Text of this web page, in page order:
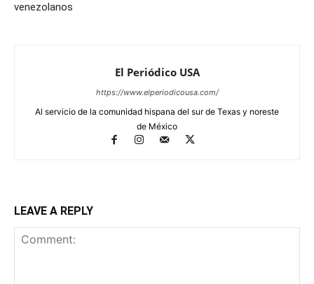
venezolanos
El Periódico USA
https://www.elperiodicousa.com/
Al servicio de la comunidad hispana del sur de Texas y noreste
de México
LEAVE A REPLY